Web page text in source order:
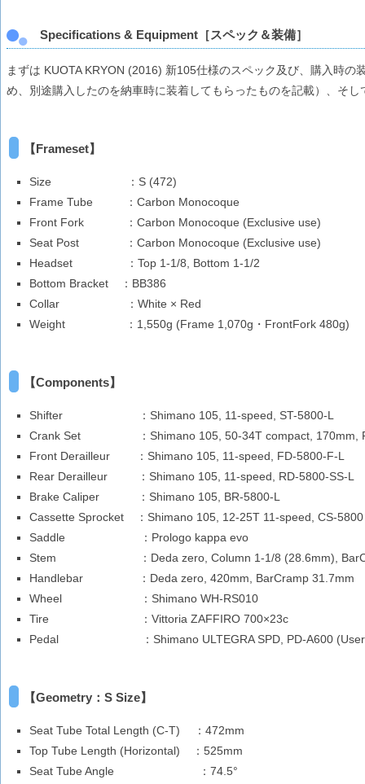
Specifications & Equipment［スペック＆装備］
まずは KUOTA KRYON (2016) 新105仕様のスペック及び、購入時の
め、別途購入したのを納車時に装着してもらったものを記載）、そし
【Frameset】
Size
：S (472)
Frame Tube
：Carbon Monocoque
Front Fork
：Carbon Monocoque (Exclusive use)
Seat Post
：Carbon Monocoque (Exclusive use)
Headset
：Top 1-1/8, Bottom 1-1/2
Bottom Bracket
：BB386
Collar
：White × Red
Weight
：1,550g (Frame 1,070g・FrontFork 480g)
【Components】
Shifter
：Shimano 105, 11-speed, ST-5800-L
Crank Set
：Shimano 105, 50-34T compact, 170mm,
Front Derailleur
：Shimano 105, 11-speed, FD-5800-F-L
Rear Derailleur
：Shimano 105, 11-speed, RD-5800-SS-L
Brake Caliper
：Shimano 105, BR-5800-L
Cassette Sprocket
：Shimano 105, 12-25T 11-speed, CS-5800
Saddle
：Prologo kappa evo
Stem
：Deda zero, Column 1-1/8 (28.6mm),
Handlebar
：Deda zero, 420mm, BarCramp 31.7mm
Wheel
：Shimano WH-RS010
Tire
：Vittoria ZAFFIRO 700×23c
Pedal
：Shimano ULTEGRA SPD, PD-A600
【Geometry：S Size】
Seat Tube Total Length (C-T)
：472mm
Top Tube Length (Horizontal)
：525mm
Seat Tube Angle
：74.5°